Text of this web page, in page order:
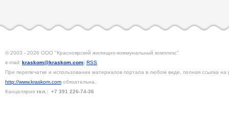
© 2003 - 2026 ООО "Красноярский жилищно-коммунальный комплекс"
e-mail: kraskom@kraskom.com| RSS
При перепечатке и использовании материалов портала в любом виде, полная ссылка на
http://www.kraskom.com обязательна.
Канцелярия тел.: +7 391 226-74-36